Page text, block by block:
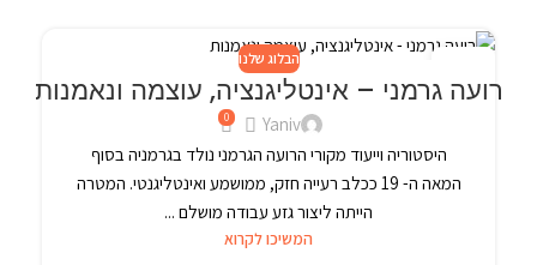
פבר
הבלוג שלנו
רועה גרמני – אינטליגנציה, עוצמה ונאמנות
Yaniv
0
היסטוריה וייעוד מקורי הרועה הגרמני נולד בגרמניה בסוף
המאה ה- 19 ככלב רעייה חזק, ממושמע ואינטליגנטי. המטרה
הייתה ליצור גזע עבודה מושלם ...
המשיכו לקרוא